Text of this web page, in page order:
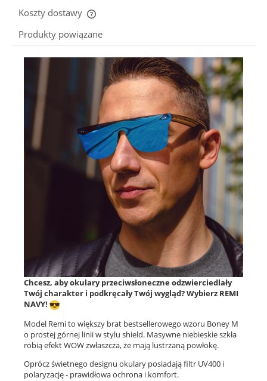
Koszty dostawy
Cena nie zawiera ewentualnych kosztów płatności
Produkty powiązane
Chcesz, aby okulary przeciwsłoneczne odzwierciedlały
Twój charakter i podkręcały Twój wygląd? Wybierz REMI
NAVY!
Model Remi to większy brat bestsellerowego wzoru Boney M
o prostej górnej linii w stylu shield. Masywne niebieskie szkła
robią efekt WOW zwłaszcza, że mają lustrzaną powłokę.
Oprócz świetnego designu okulary posiadają filtr UV400 i
polaryzację - prawidłowa ochrona i komfort.